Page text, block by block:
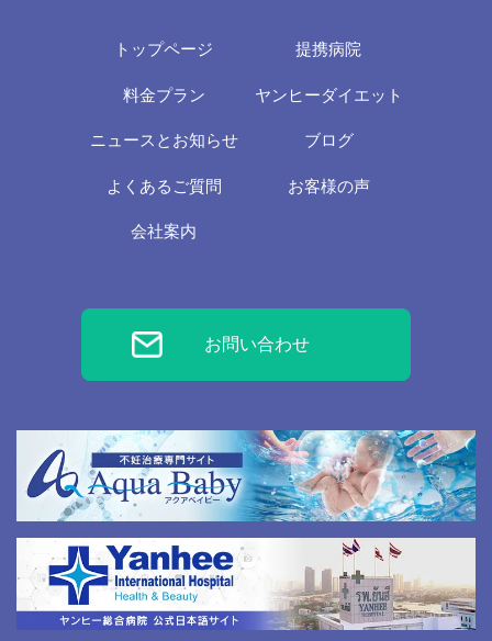
トップページ 提携病院
料金プラン ヤンヒーダイエット
ニュースとお知らせ ブログ
よくあるご質問 お客様の声
会社案内
お問い合わせ